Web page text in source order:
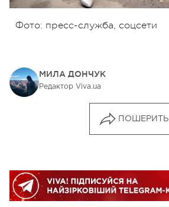
Фото: пресс-служба, соцсети
МИЛА ДОНЧУК
Редактор Viva.ua
ПОШЕРИТЬ